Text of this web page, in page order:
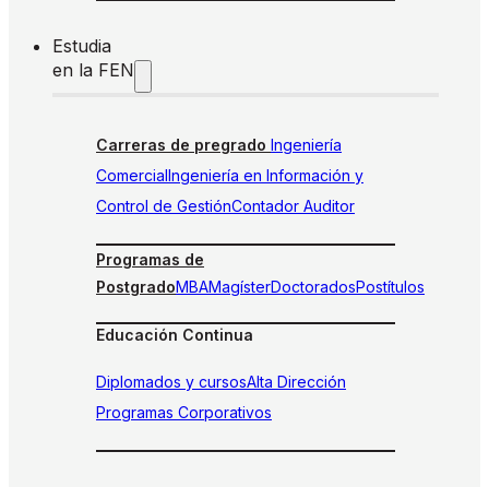
Estudia
en la FEN
Carreras de pregrado Ingeniería
ComercialIngeniería en Información y
Control de GestiónContador Auditor
Programas de
PostgradoMBAMagísterDoctoradosPostítulos
Educación Continua
Diplomados y cursosAlta Dirección
Programas Corporativos